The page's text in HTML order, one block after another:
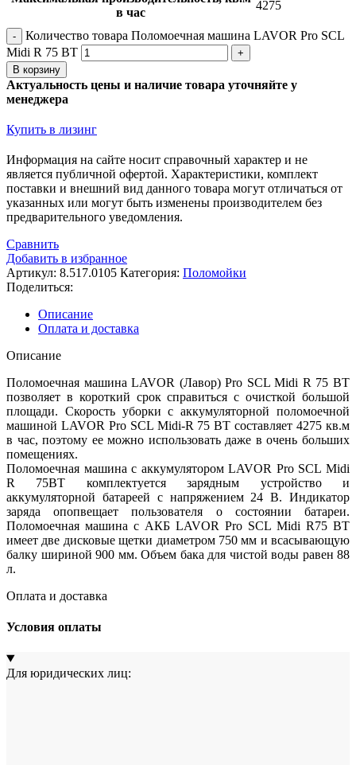
в час
4275
Количество товара Поломоечная машина LAVOR Pro SCL
Midi R 75 BT
В корзину
Актуальность цены и наличие товара уточняйте у
менеджера
Купить в лизинг
Информация на сайте носит справочный характер и не
является публичной офертой. Xарактеристики, комплект
поставки и внешний вид данного товара могут отличаться от
указанных или могут быть изменены производителем без
предварительного уведомления.
Сравнить
Добавить в избранное
Артикул: 8.517.0105 Категория: Поломойки
Поделиться:
Описание
Оплата и доставка
Описание
Поломоечная машина LAVOR (Лавор) Pro SCL Midi R 75 BT
позволяет в короткий срок справиться с очисткой большой
площади. Скорость уборки с аккумуляторной поломоечной
машиной LAVOR Pro SCL Midi-R 75 BT составляет 4275 кв.м
в час, поэтому ее можно использовать даже в очень больших
помещениях.
Поломоечная машина с аккумулятором LAVOR Pro SCL Midi
R 75BT комплектуется зарядным устройство и
аккумуляторной батареей с напряжением 24 В. Индикатор
заряда опопвещает пользователя о состоянии батареи.
Поломоечная машина с АКБ LAVOR Pro SCL Midi R75 BT
имеет две дисковые щетки диаметром 750 мм и всасывающую
балку шириной 900 мм. Объем бака для чистой воды равен 88
л.
Оплата и доставка
Условия оплаты
Для юридических лиц: